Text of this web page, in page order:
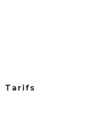
Tarifs